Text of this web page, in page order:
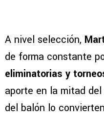
A nivel selección,
de forma constante
eliminatorias y
aporte en la mitad
del balón lo